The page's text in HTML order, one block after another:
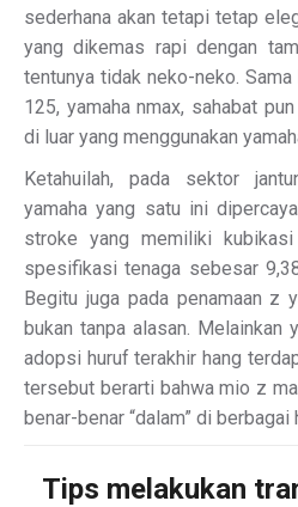
sederhana akan tetapi tetap
yang dikemas rapi dengan
tentunya tidak neko-neko.
125, yamaha nmax, sahabat
di luar yang menggunakan
Ketahuilah, pada sektor
yamaha yang satu ini
stroke yang memiliki
spesifikasi tenaga sebesar
Begitu juga pada penamaan z
bukan tanpa alasan. Melainkan
adopsi huruf terakhir hang
tersebut berarti bahwa mio z
benar-benar “dalam” di berbagai
Tips melakukan